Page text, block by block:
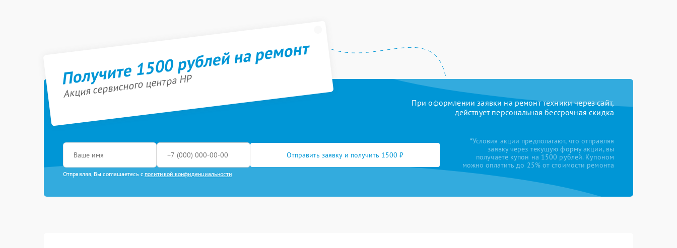
Получите 1500 рублей на ремонт
Акция сервисного центра HP
При оформлении заявки на ремонт техники через сайт,
действует персональная бессрочная скидка
Отправить заявку и получить 1500 ₽
Отправляя, Вы соглашаетесь с политикой конфиденциальности
*Условия акции предполагают, что отправляя
заявку через текущую форму акции, вы
получаете купон на 1500 рублей. Купоном
можно оплатить до 25% от стоимости ремонта